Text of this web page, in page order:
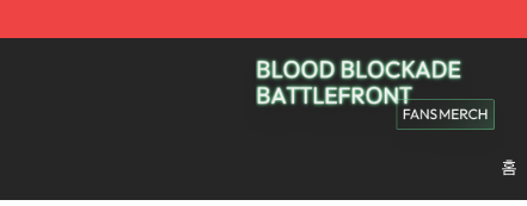
Blood Blockade Battlefront Shop - Official Blood
홈